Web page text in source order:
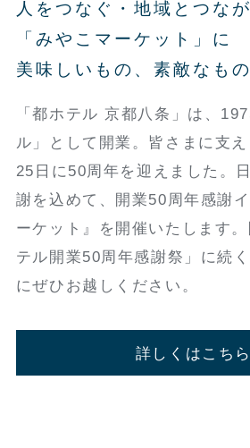
人をつなぐ・地域とつな
「みやこマーケット」に
美味しいもの、素敵なも
「都ホテル 京都八条」は、
ル」として開業。皆さまに支
25日に50周年を迎えました。
謝を込めて、開業50周年感謝
ーケット』を開催いたします
テル開業50周年感謝祭」に続
にぜひお越しください。
詳しくはこちら